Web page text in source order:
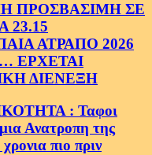
ΠΡΟΣΒΑΣΙΜΗ ΣΕ
23.15
ΑΤΡΑΠΟ 2026
ΕΡΧΕΤΑΙ
ΔΙΕΝΕΞΗ
: Ταφοι
Ανατροπη της
πιο πριν